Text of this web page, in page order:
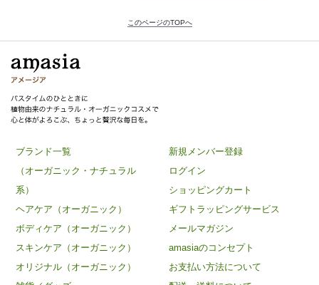
このページのTOPへ
ブランド一覧
（オーガニック・ナチュラル
系）
ヘアケア（オーガニック）
ボディケア（オーガニック）
スキンケア（オーガニック）
オリジナル（オーガニック）
新規メンバー登録
ログイン
ショッピングカート
ギフトラッピングサービス
メールマガジン
amasiaのコンセプト
お支払い方法について